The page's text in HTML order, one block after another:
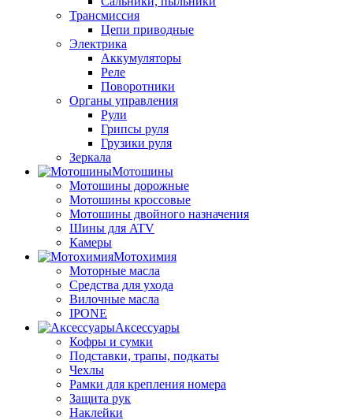
Трансмиссия
Цепи приводные
Электрика
Аккумуляторы
Реле
Поворотники
Органы управления
Рули
Грипсы руля
Грузики руля
Зеркала
Мотошины
Мотошины дорожные
Мотошины кроссовые
Мотошины двойного назначения
Шины для ATV
Камеры
Мотохимия
Моторные масла
Средства для ухода
Вилочные масла
IPONE
Аксессуары
Кофры и сумки
Подставки, трапы, подкаты
Чехлы
Рамки для крепления номера
Защита рук
Наклейки